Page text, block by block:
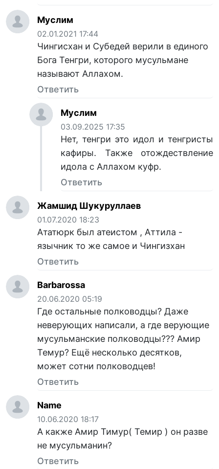
Муслим
02.01.2021 17:44
Чингисхан и Субедей верили в единого
Бога Тенгри, которого мусульмане
называют Аллахом.
Ответить
Муслим
03.09.2025 17:35
Нет, тенгри это идол и тенгристы
кафиры. Также отождествление
идола с Аллахом куфр.
Ответить
Жамшид Шукуруллаев
01.07.2020 18:23
Ататюрк был атеистом , Аттила -
язычник то же самое и Чингизхан
Ответить
Barbarossa
20.06.2020 05:19
Где остальные полководцы? Даже
неверующих написали, а где верующие
мусульманские полководцы??? Амир
Темур? Ещё несколько десятков,
может сотни полководцев!
Ответить
Name
10.06.2020 18:17
А какже Амир Тимур( Темир ) он разве
не мусульманин?
Ответить